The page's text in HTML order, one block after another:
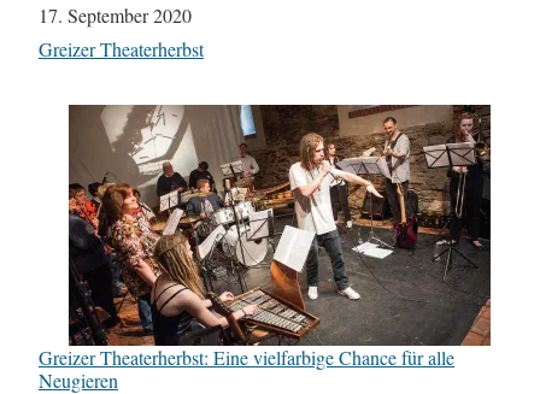
Datum
17. September 2020
In Bezug auf
Greizer Theaterherbst
Greizer Theaterherbst: Eine vielfarbige Chance für alle
Neugieren